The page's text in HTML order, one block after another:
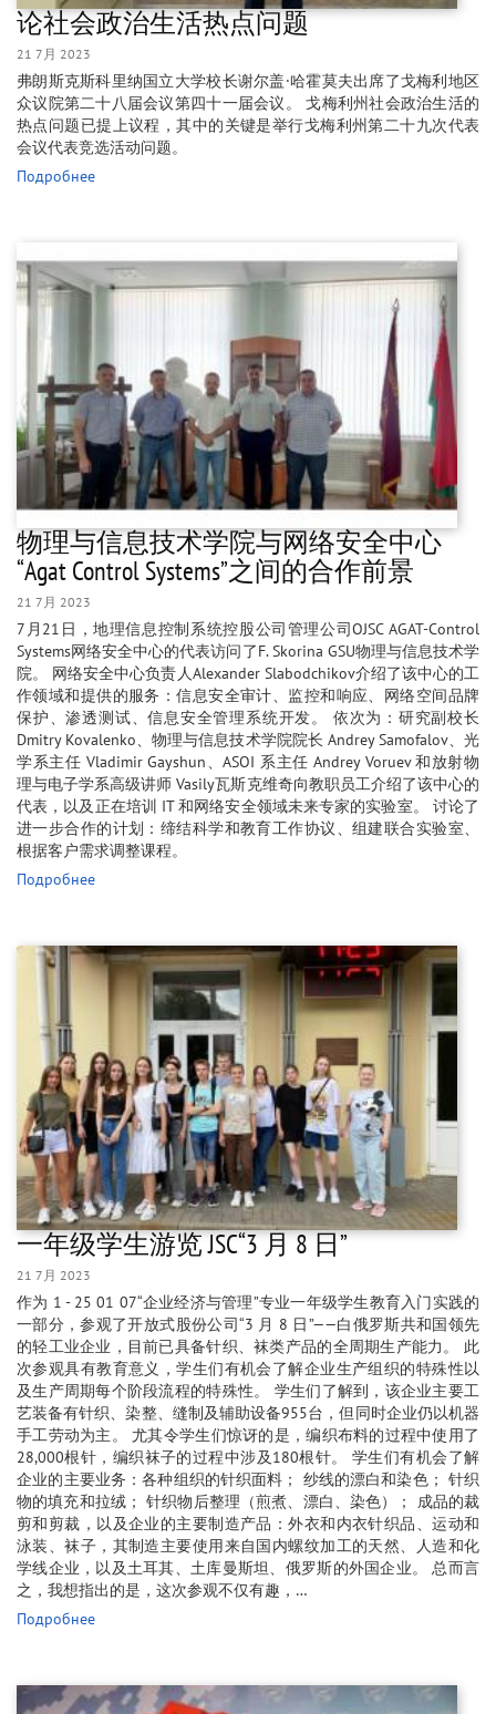
论社会政治生活热点问题
21 7月 2023
弗朗斯克斯科里纳国立大学校长谢尔盖·哈霍莫夫出席了戈梅利地区
众议院第二十八届会议第四十一届会议。 戈梅利州社会政治生活的
热点问题已提上议程，其中的关键是举行戈梅利州第二十九次代表
会议代表竞选活动问题。
Подробнее
物理与信息技术学院与网络安全中心
“Agat Control Systems”之间的合作前景
21 7月 2023
7月21日，地理信息控制系统控股公司管理公司OJSC AGAT-Control
Systems网络安全中心的代表访问了F. Skorina GSU物理与信息技术学
院。 网络安全中心负责人Alexander Slabodchikov介绍了该中心的工
作领域和提供的服务：信息安全审计、监控和响应、网络空间品牌
保护、渗透测试、信息安全管理系统开发。 依次为：研究副校长
Dmitry Kovalenko、物理与信息技术学院院长 Andrey Samofalov、光
学系主任 Vladimir Gayshun、ASOI 系主任 Andrey Voruev 和放射物
理与电子学系高级讲师 Vasily瓦斯克维奇向教职员工介绍了该中心的
代表，以及正在培训 IT 和网络安全领域未来专家的实验室。 讨论了
进一步合作的计划：缔结科学和教育工作协议、组建联合实验室、
根据客户需求调整课程。
Подробнее
一年级学生游览 JSC“3 月 8 日”
21 7月 2023
作为 1 - 25 01 07“企业经济与管理”专业一年级学生教育入门实践的
一部分，参观了开放式股份公司“3 月 8 日”——白俄罗斯共和国领先
的轻工业企业，目前已具备针织、袜类产品的全周期生产能力。 此
次参观具有教育意义，学生们有机会了解企业生产组织的特殊性以
及生产周期每个阶段流程的特殊性。 学生们了解到，该企业主要工
艺装备有针织、染整、缝制及辅助设备955台，但同时企业仍以机器
手工劳动为主。 尤其令学生们惊讶的是，编织布料的过程中使用了
28,000根针，编织袜子的过程中涉及180根针。 学生们有机会了解
企业的​​主要业务：各种组织的针织面料； 纱线的漂白和染色； 针织
物的填充和拉绒； 针织物后整理（煎煮、漂白、染色）； 成品的裁
剪和剪裁，以及企业的主要制造产品：外衣和内衣针织品、运动和
泳装、袜子，其制造主要使用来自国内螺纹加工的天然、人造和化
学线企业，以及土耳其、土库曼斯坦、俄罗斯的外国企业。 总而言
之，我想指出的是，这次参观不仅有趣，…
Подробнее